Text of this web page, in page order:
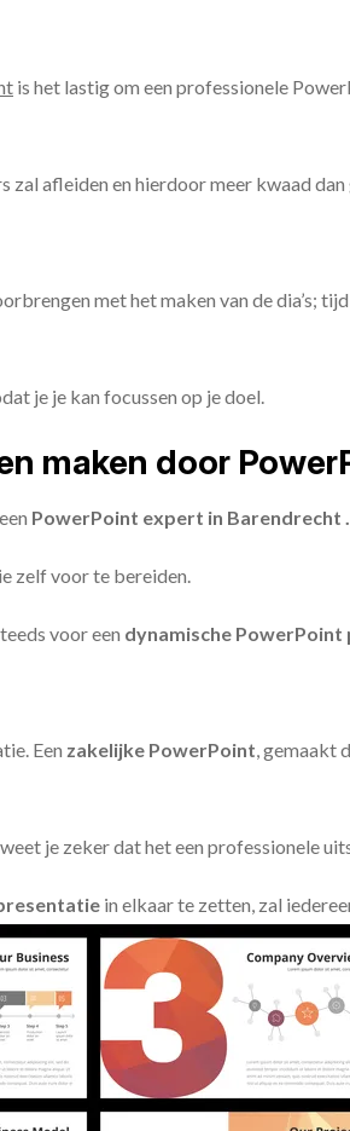
is het lastig om een professionele
afleiden en hierdoor meer kwaad dan
met het maken van de dia’s;
je je kan focussen op je doel.
maken door
PowerPoint expert in Barendrecht .
zelf voor te bereiden.
voor een dynamische
Een zakelijke PowerPoint, gemaakt
je zeker dat het een professionele
in elkaar te zetten, zal